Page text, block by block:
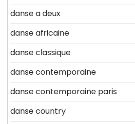
danse a deux
danse africaine
danse classique
danse contemporaine
danse contemporaine paris
danse country